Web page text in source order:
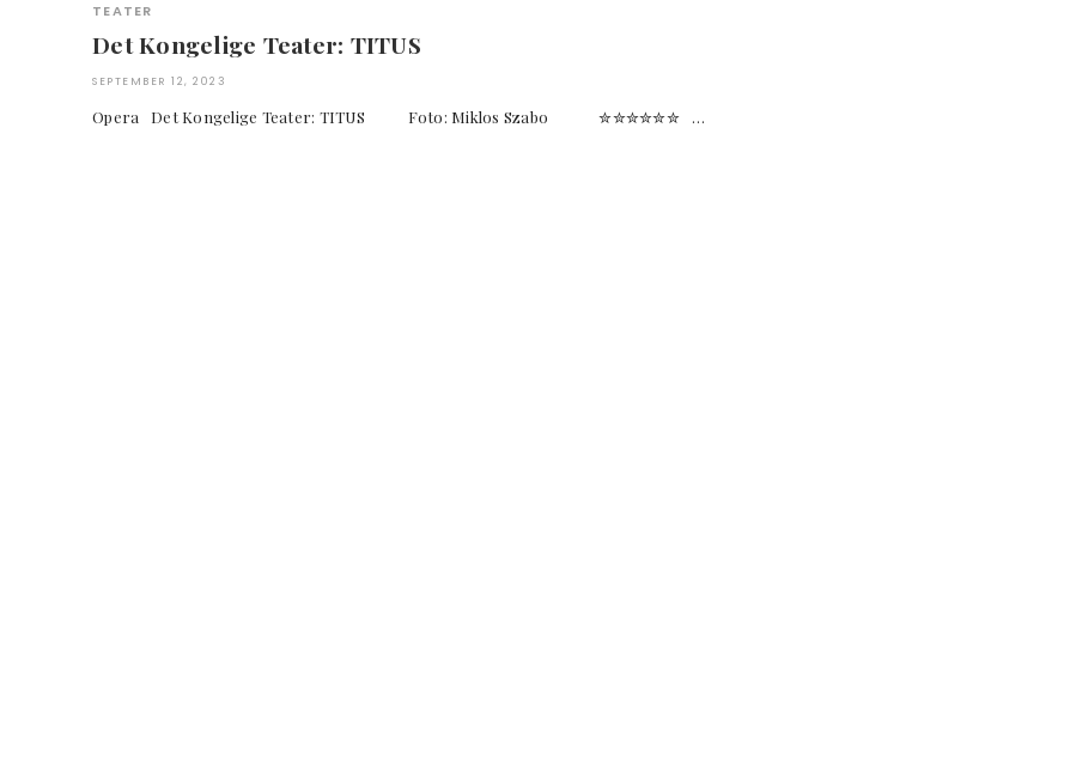
TEATER
Det Kongelige Teater: TITUS
SEPTEMBER 12, 2023
Opera Det Kongelige Teater: TITUS Foto: Miklos Szabo ✮✮✮✮✮✮ …